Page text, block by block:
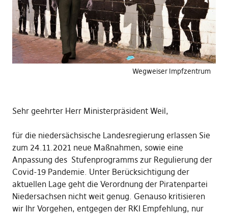
Wegweiser Impfzentrum
Sehr geehrter Herr Ministerpräsident Weil,
für die niedersächsische Landesregierung erlassen Sie
zum 24.11.2021 neue Maßnahmen, sowie eine
Anpassung des Stufenprogramms zur Regulierung der
Covid-19 Pandemie. Unter Berücksichtigung der
aktuellen Lage geht die Verordnung der Piratenpartei
Niedersachsen nicht weit genug. Genauso kritisieren
wir Ihr Vorgehen, entgegen der RKI Empfehlung, nur